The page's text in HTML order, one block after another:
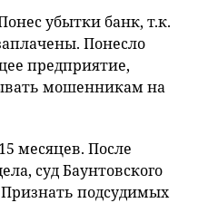
убытки банк, т.к.
Понесло
предприятие,
мошенникам на
месяцев. После
суд Баунтовского
подсудимых